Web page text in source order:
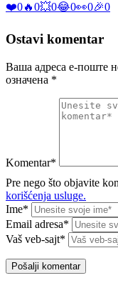
❤️0🔥0💥0😂0👀0🎉0
Ostavi komentar
Ваша адреса е-поште
означена *
Komentar*
Pre nego što objavite
korišćenja usluge.
Ime*
Email adresa*
Vaš veb-sajt*